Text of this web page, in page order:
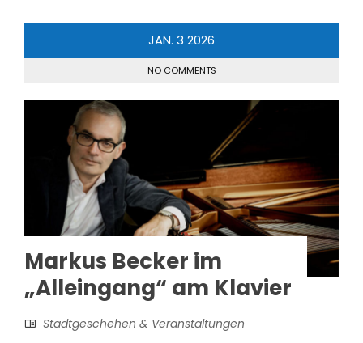
JAN. 3 2026
NO COMMENTS
Markus Becker im
„Alleingang“ am Klavier
Stadtgeschehen & Veranstaltungen